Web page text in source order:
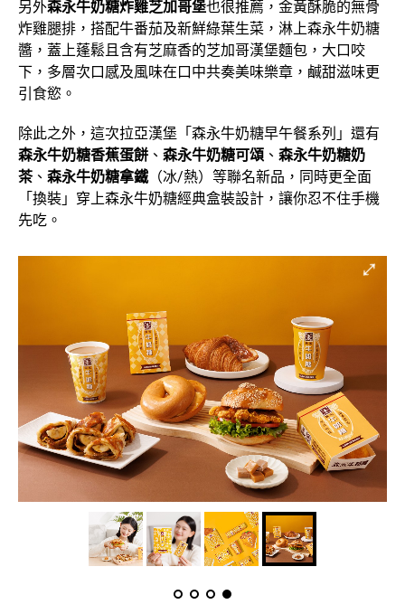
另外森永牛奶糖炸雞芝加哥堡也很推薦，金黃酥脆的無骨
炸雞腿排，搭配牛番茄及新鮮綠葉生菜，淋上森永牛奶糖
醬，蓋上蓬鬆且含有芝麻香的芝加哥漢堡麵包，大口咬
下，多層次口感及風味在口中共奏美味樂章，鹹甜滋味更
引食慾。
除此之外，這次拉亞漢堡「森永牛奶糖早午餐系列」還有
森永牛奶糖香蕉蛋餅 、 森永牛奶糖可頌 、 森永牛奶糖奶
茶、 森永牛奶糖拿鐵（冰/熱）等聯名新品，同時更全面
「換裝」穿上森永牛奶糖經典盒裝設計，讓你忍不住手機
先吃。